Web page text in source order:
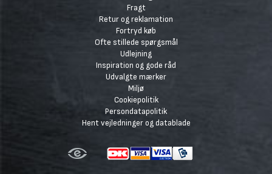
Fragt
Retur og reklamation
Fortryd køb
Ofte stillede spørgsmål
Udlejning
Inspiration og gode råd
Udvalgte mærker
Miljø
Cookiepolitik
Persondatapolitik
Hent vejledninger og datablade